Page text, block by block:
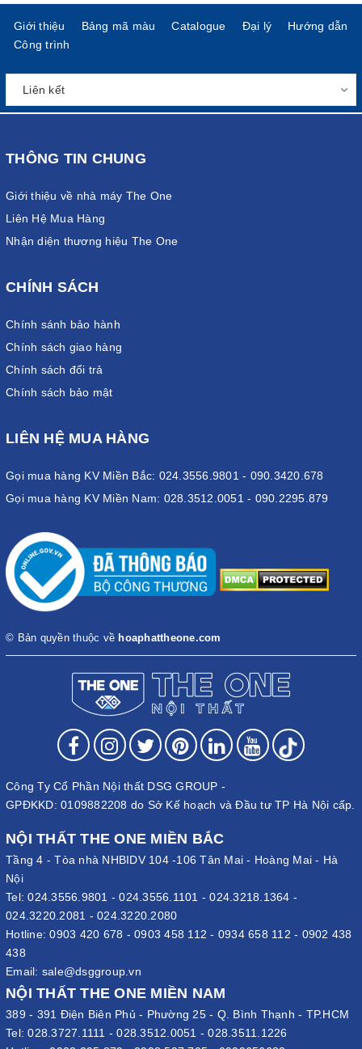
Giới thiệu Bảng mã màu Catalogue Đại lý
Hướng dẫn
Công trình
THÔNG TIN CHUNG
Giới thiệu về nhà máy The One
Liên Hệ Mua Hàng
Nhận diện thương hiệu The One
CHÍNH SÁCH
Chính sánh bảo hành
Chính sách giao hàng
Chính sách đổi trả
Chính sách bảo mật
LIÊN HỆ MUA HÀNG
Gọi mua hàng KV Miền Bắc: 024.3556.9801 - 090.3420.678
Gọi mua hàng KV Miền Nam: 028.3512.0051 - 090.2295.879
© Bản quyền thuộc về hoaphattheone.com
Công Ty Cổ Phần Nội thất DSG GROUP -
GPĐKKD: 0109882208 do Sở Kế hoạch và Đầu tư TP Hà Nội cấp.
NỘI THẤT THE ONE MIỀN BẮC
Tầng 4 - Tòa nhà NHBIDV 104 -106 Tân Mai - Hoàng Mai - Hà
Nội
Tel:024.3556.9801 -024.3556.1101 -024.3218.1364 -
024.3220.2081 - 024.3220.2080
Hotline:0903 420 678 - 0903 458 112 - 0934 658 112 - 0902 438
438
Email: sale@dsggroup.vn
NỘI THẤT THE ONE MIỀN NAM
389 - 391 Điện Biên Phủ - Phường 25 - Q. Bình Thạnh - TP.HCM
Tel:028.3727.1111 -028.3512.0051 -028.3511.1226